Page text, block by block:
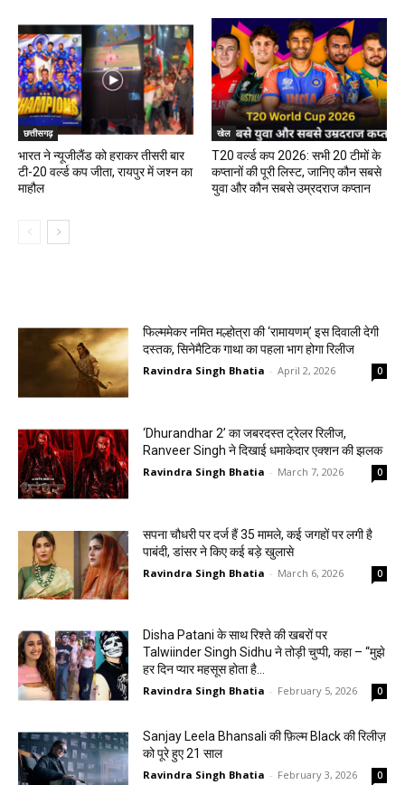
छत्तीसगढ़
भारत ने न्यूजीलैंड को हराकर तीसरी बार
टी-20 वर्ल्ड कप जीता, रायपुर में जश्न का
माहौल
खेल
T20 वर्ल्ड कप 2026: सभी 20 टीमों के
कप्तानों की पूरी लिस्ट, जानिए कौन सबसे
युवा और कौन सबसे उम्रदराज कप्तान
फिल्ममेकर नमित मल्होत्रा की ‘रामायणम्’ इस दिवाली देगी
दस्तक, सिनेमैटिक गाथा का पहला भाग होगा रिलीज
Ravindra Singh Bhatia - April 2, 2026 0
‘Dhurandhar 2’ का जबरदस्त ट्रेलर रिलीज,
Ranveer Singh ने दिखाई धमाकेदार एक्शन की झलक
Ravindra Singh Bhatia - March 7, 2026 0
सपना चौधरी पर दर्ज हैं 35 मामले, कई जगहों पर लगी है
पाबंदी, डांसर ने किए कई बड़े खुलासे
Ravindra Singh Bhatia - March 6, 2026 0
Disha Patani के साथ रिश्ते की खबरों पर
Talwiinder Singh Sidhu ने तोड़ी चुप्पी, कहा – “मुझे
हर दिन प्यार महसूस होता है…
Ravindra Singh Bhatia - February 5, 2026 0
Sanjay Leela Bhansali की फ़िल्म Black की रिलीज़
को पूरे हुए 21 साल
Ravindra Singh Bhatia - February 3, 2026 0